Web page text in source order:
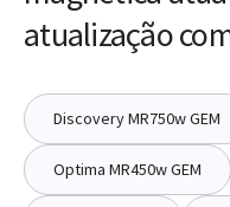
atualização
Discovery MR750w GEM
Optima MR450w GEM